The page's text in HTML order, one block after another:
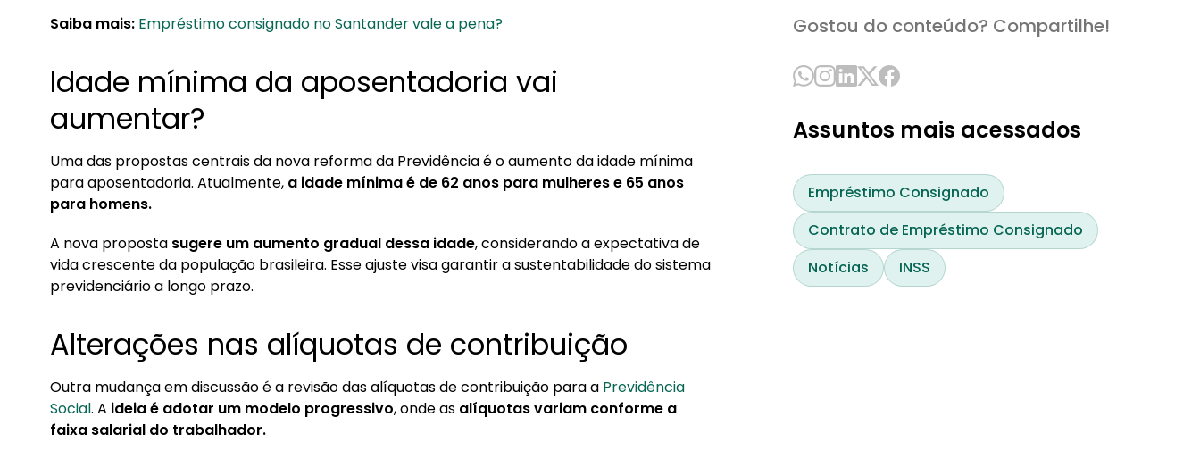
5. Quais os possíveis impactos da Reforma da Previdência?
Saiba mais: Empréstimo consignado no Santander vale a pena?
Idade mínima da aposentadoria vai
aumentar?
Uma das propostas centrais da nova reforma da Previdência é o aumento da idade mínima
para aposentadoria. Atualmente, a idade mínima é de 62 anos para mulheres e 65 anos
para homens.
A nova proposta sugere um aumento gradual dessa idade, considerando a expectativa de
vida crescente da população brasileira. Esse ajuste visa garantir a sustentabilidade do sistema
previdenciário a longo prazo.
Alterações nas alíquotas de contribuição
Outra mudança em discussão é a revisão das alíquotas de contribuição para a Previdência
Social. A ideia é adotar um modelo progressivo, onde as alíquotas variam conforme a
faixa salarial do trabalhador.
Gostou do conteúdo? Compartilhe!
Assuntos mais acessados
Empréstimo Consignado
Contrato de Empréstimo Consignado
Notícias
INSS